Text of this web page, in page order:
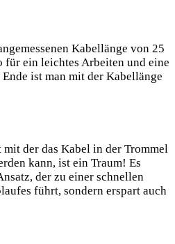
Kabellänge von 25
für ein leichtes Arbeiten und eine
ist man mit der Kabellänge
der das Kabel in der Trommel
kann, ist ein Traum! Es
der zu einer schnellen
führt, sondern erspart auch